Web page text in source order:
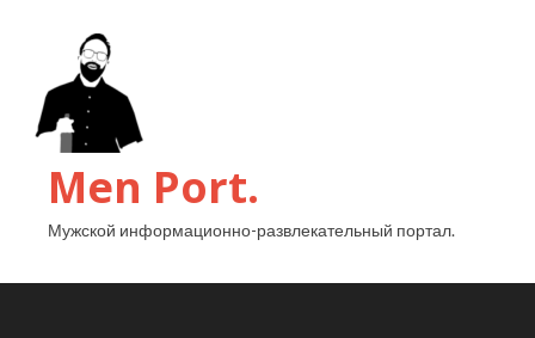
Men Port.
Мужской информационно-развлекательный портал.